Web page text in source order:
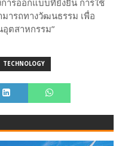
ารออกแบบที่ยั่งยืน การใช้
ารถทางวัฒนธรรม เพื่อ
ตสาหกรรม”
TECHNOLOGY